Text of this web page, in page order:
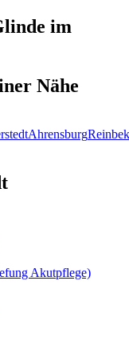
im
Nähe
AhrensburgReinbek
Akutpflege)